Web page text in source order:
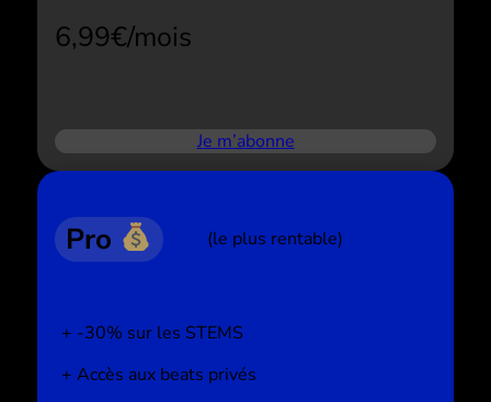
6,99€/mois
Je m’abonne
Pro (le plus rentable)
-30% sur les STEMS
Accès aux beats privés